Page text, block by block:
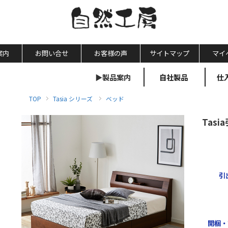
内 お問い合せ お客様の声 サイトマップ マイ
▶製品案内 自社製品 仕
TOP Tasia シリーズ ベッド
Tasia
引
開梱